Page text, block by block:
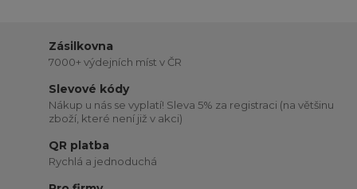
Zásilkovna
7000+ výdejních míst v ČR
Slevové kódy
Nákup u nás se vyplatí! Sleva 5% za registraci (na většinu
zboží, které není již v akci)
QR platba
Rychlá a jednoduchá